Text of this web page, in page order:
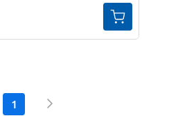
1